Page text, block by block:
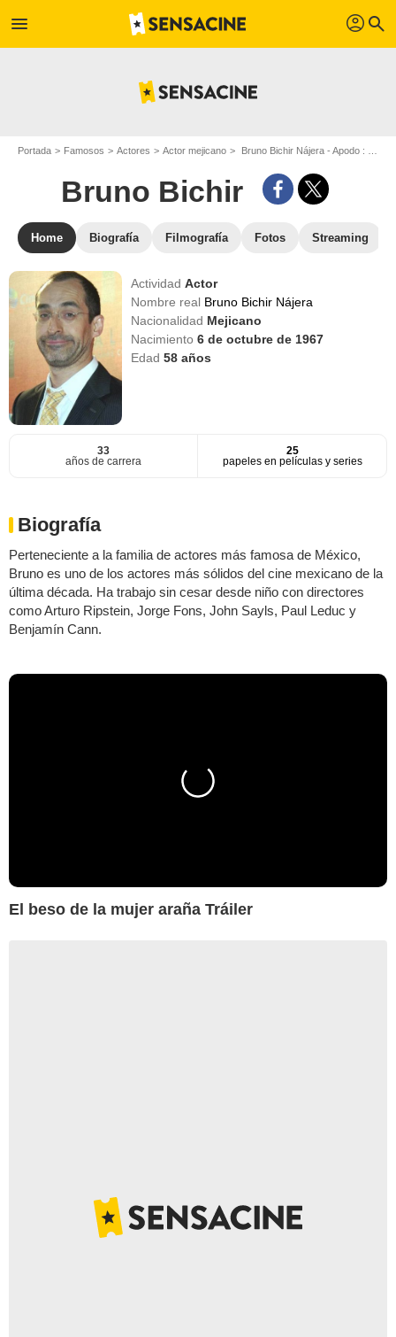
menu profil search
Portada Famosos Actores Actor mejicano Bruno Bichir Nájera - Apodo : Bruno Bichir
Bruno Bichir
Home Biografía Filmografía Fotos Streaming
ActividadActor
Nombre real Bruno Bichir Nájera
Nacionalidad Mejicano
Nacimiento6 de octubre de 1967
Edad58 años
33
años de carrera
25
papeles en películas y series
Biografía
Perteneciente a la familia de actores más famosa de México,
Bruno es uno de los actores más sólidos del cine mexicano de la
última década. Ha trabajo sin cesar desde niño con directores
como Arturo Ripstein, Jorge Fons, John Sayls, Paul Leduc y
Benjamín Cann.
El beso de la mujer araña Tráiler